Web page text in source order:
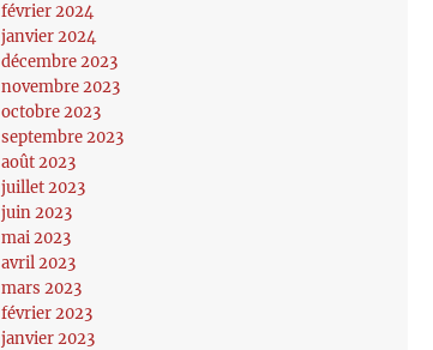
février 2024
janvier 2024
décembre 2023
novembre 2023
octobre 2023
septembre 2023
août 2023
juillet 2023
juin 2023
mai 2023
avril 2023
mars 2023
février 2023
janvier 2023